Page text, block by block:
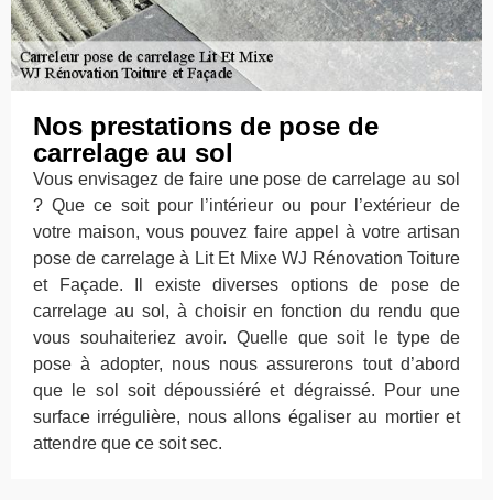
Nos prestations de pose de
carrelage au sol
Vous envisagez de faire une pose de carrelage au sol
? Que ce soit pour l’intérieur ou pour l’extérieur de
votre maison, vous pouvez faire appel à votre artisan
pose de carrelage à Lit Et Mixe WJ Rénovation Toiture
et Façade. Il existe diverses options de pose de
carrelage au sol, à choisir en fonction du rendu que
vous souhaiteriez avoir. Quelle que soit le type de
pose à adopter, nous nous assurerons tout d’abord
que le sol soit dépoussiéré et dégraissé. Pour une
surface irrégulière, nous allons égaliser au mortier et
attendre que ce soit sec.